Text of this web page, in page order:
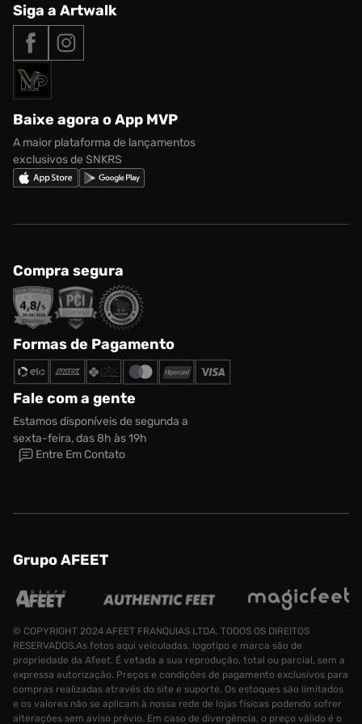
Outlet
Roupas
Acessórios
Marcas
adidas Samba
Nike Air Max
adidas Adi2000
adidas Campus
Nike Shox
Seja um franqueado
Nossas lojas
Termos de uso
Política de privacidade
Regulamento CRM/ CASHBACK
Regulamento Cupom
Central de Relacionamento
Tipos de entrega
Formas de Pagamento
Solicite seus dados
Siga a Artwalk
Baixe agora o App MVP
A maior plataforma de lançamentos
exclusivos de SNKRS
Compra segura
Formas de Pagamento
Fale com a gente
Estamos disponíveis de segunda a
sexta-feira, das 8h às 19h
Entre Em Contato
Grupo AFEET
© COPYRIGHT 2024 AFEET FRANQUIAS LTDA. TODOS OS DIREITOS
RESERVADOS.As fotos aqui veiculadas, logotipo e marca são de
propriedade da Afeet. É vetada a sua reprodução, total ou parcial, sem a
expressa autorização. Preços e condições de pagamento exclusivos para
compras realizadas através do site e suporte. Os estoques são limitados
e os valores não se aplicam à nossa rede de lojas físicas podendo sofrer
alterações sem aviso prévio. Em caso de divergência, o preço válido é o